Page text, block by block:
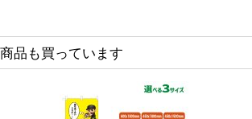
品も買っています